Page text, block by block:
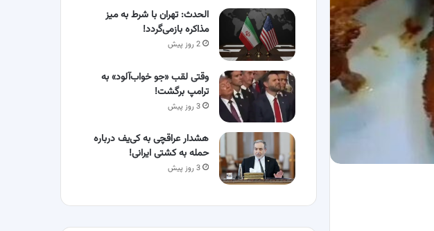
الحدث: تهران با شرط به میز
مذاکره بازمی‌گردد!
2 روز پیش
وقتی لقب «جو خواب‌آلود» به
ترامپ برگشت!
3 روز پیش
هشدار عراقچی به کی‌یف درباره
حمله به کشتی ایرانی!
3 روز پیش